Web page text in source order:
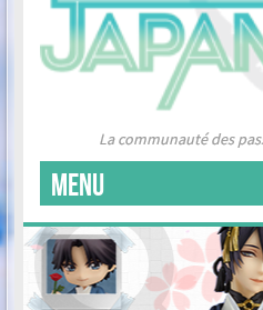
La communauté des
MENU